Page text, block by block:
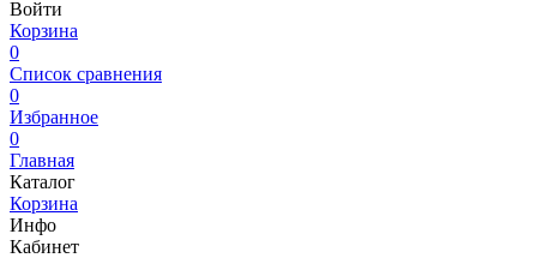
Войти
Корзина
0
Список сравнения
0
Избранное
0
Главная
Каталог
Корзина
Инфо
Кабинет